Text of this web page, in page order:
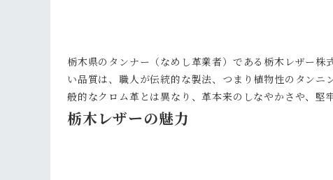
栃木県のタンナー（なめし革業者）である栃木レザー
い品質は、職人が伝統的な製法、つまり植物性のタン
般的なクロム革とは異なり、革本来のしなやかさや、堅
栃木レザーの魅力